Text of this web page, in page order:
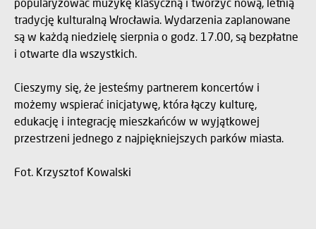
tradycję kulturalną Wrocławia. Wydarzenia zaplanowane
są w każdą niedzielę sierpnia o godz. 17.00, są bezpłatne
i otwarte dla wszystkich.
Cieszymy się, że jesteśmy partnerem koncertów i
możemy wspierać inicjatywę, która łączy kulturę,
edukację i integrację mieszkańców w wyjątkowej
przestrzeni jednego z najpiękniejszych parków miasta.
Fot. Krzysztof Kowalski